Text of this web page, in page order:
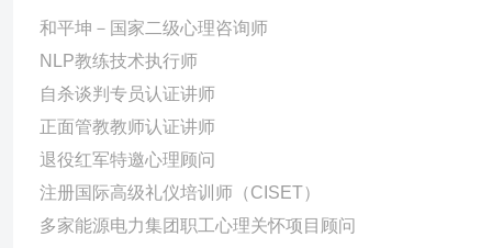
和平坤－国家二级心理咨询师
NLP教练技术执行师
自杀谈判专员认证讲师
正面管教教师认证讲师
退役红军特邀心理顾问
注册国际高级礼仪培训师（CISET）
多家能源电力集团职工心理关怀项目顾问